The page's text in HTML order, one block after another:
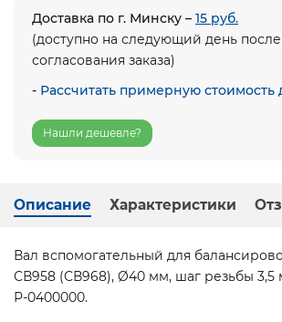
Доставка по г. Минску – 15 руб.
(доступно на следующий день после
согласования заказа)
- Рассчитать примерную стоимость
Нашли дешевле?
Описание Характеристики
Вал вспомогательный для
СВ958 (СВ968), Ø40 мм, шаг резьбы 3,5
Р-0400000.